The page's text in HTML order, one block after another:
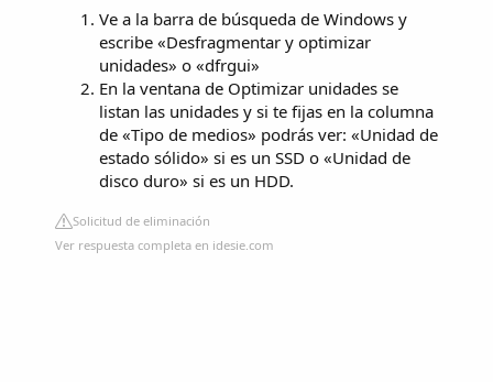
Ve a la barra de búsqueda de Windows y
escribe «Desfragmentar y optimizar
unidades» o «dfrgui»
En la ventana de Optimizar unidades se
listan las unidades y si te fijas en la columna
de «Tipo de medios» podrás ver: «Unidad de
estado sólido» si es un SSD o «Unidad de
disco duro» si es un HDD.
Solicitud de eliminación
Ver respuesta completa en idesie.com